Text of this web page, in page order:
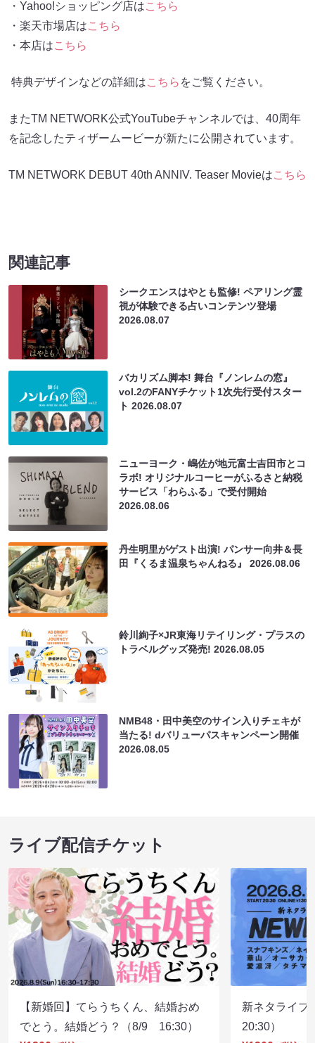
・Yahoo!ショッピング店はこちら
・楽天市場店はこちら
・本店はこちら
特典デザインなどの詳細はこちら をご覧ください。
またTM NETWORK公式YouTubeチャンネルでは、40周年
を記念したティザームービーが新たに公開されています。
TM NETWORK DEBUT 40th ANNIV. Teaser Movieはこちら
関連記事
シークエンスはやとも監修! ペアリング霊
視が体験できる占いコンテンツ登場
2026.08.07
バカリズム脚本! 舞台『ノンレムの窓』
vol.2のFANYチケット1次先行受付スター
ト2026.08.07
ニューヨーク・嶋佐が地元富士吉田市とコ
ラボ! オリジナルコーヒーがふるさと納税
サービス「わらふる」で受付開始
2026.08.06
丹生明里がゲスト出演! パンサー向井＆長
田『くるま温泉ちゃんねる』2026.08.06
鈴川絢子×JR東海リテイリング・プラスの
トラベルグッズ発売!2026.08.05
NMB48・田中美空のサイン入りチェキが
当たる! dバリューパスキャンペーン開催
2026.08.05
ライブ配信チケット
【新婚回】てらうちくん、結婚おめ
でとう。結婚どう？（8/9 16:30）
新ネタライ
20:30）